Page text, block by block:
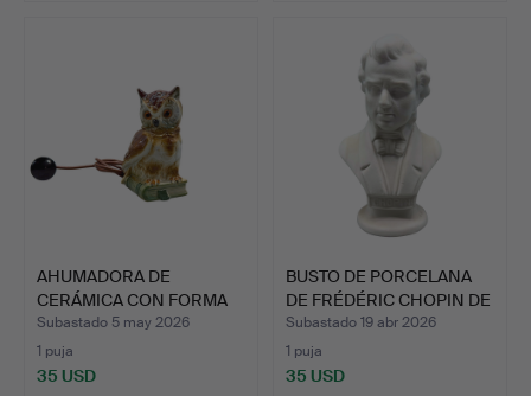
AHUMADORA DE
CERÁMICA CON FORMA
DE BÚHO.
Subastado 5 may 2026
1 puja
35 USD
BUSTO DE PORCELANA
DE FRÉDÉRIC CHOPIN DE
L…
Subastado 19 abr 2026
1 puja
35 USD